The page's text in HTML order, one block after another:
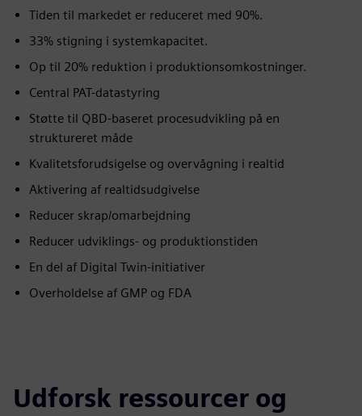
Tiden til markedet er reduceret med 90%.
33% stigning i systemkapacitet.
Op til 20% reduktion i produktionsomkostninger.
Central PAT-datastyring
Støtte til QBD-baseret procesudvikling på en
struktureret måde
Kvalitetsforudsigelse og overvågning i realtid
Aktivering af realtidsudgivelse
Reducer skrap/omarbejdning
Reducer udviklings- og produktionstiden
En del af Digital Twin-initiativer
Overholdelse af GMP og FDA
Udforsk ressourcer og